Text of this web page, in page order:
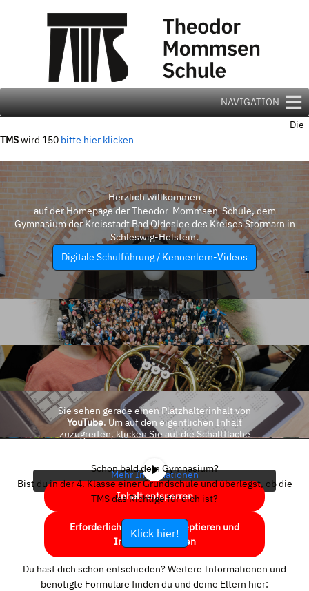
NAVIGATION
Die
TMSwird 150 bitte hier klicken
Herzlich willkommen
auf der Homepage der Theodor-Mommsen-Schule, dem
Gymnasium der Kreisstadt Bad Oldesloe des Kreises Stormarn in
Schleswig-Holstein.
Digitale Schulführung / Kennenlern-Videos
Sie sehen gerade einen Platzhalterinhalt von
YouTube. Um auf den eigentlichen Inhalt
zuzugreifen, klicken Sie auf die Schaltfläche
Mehr Informationen
Inhalt entsperren
Erforderlichen Service akzeptieren und
Inhalte entsperren
Schon bald dein Gymnasium?
Bist du in der 4. Klasse einer Grundschule und überlegst, ob die
TMS das Richtige für dich ist?
Klick hier!
Du hast dich schon entschieden? Weitere Informationen und
benötigte Formulare finden du und deine Eltern hier: